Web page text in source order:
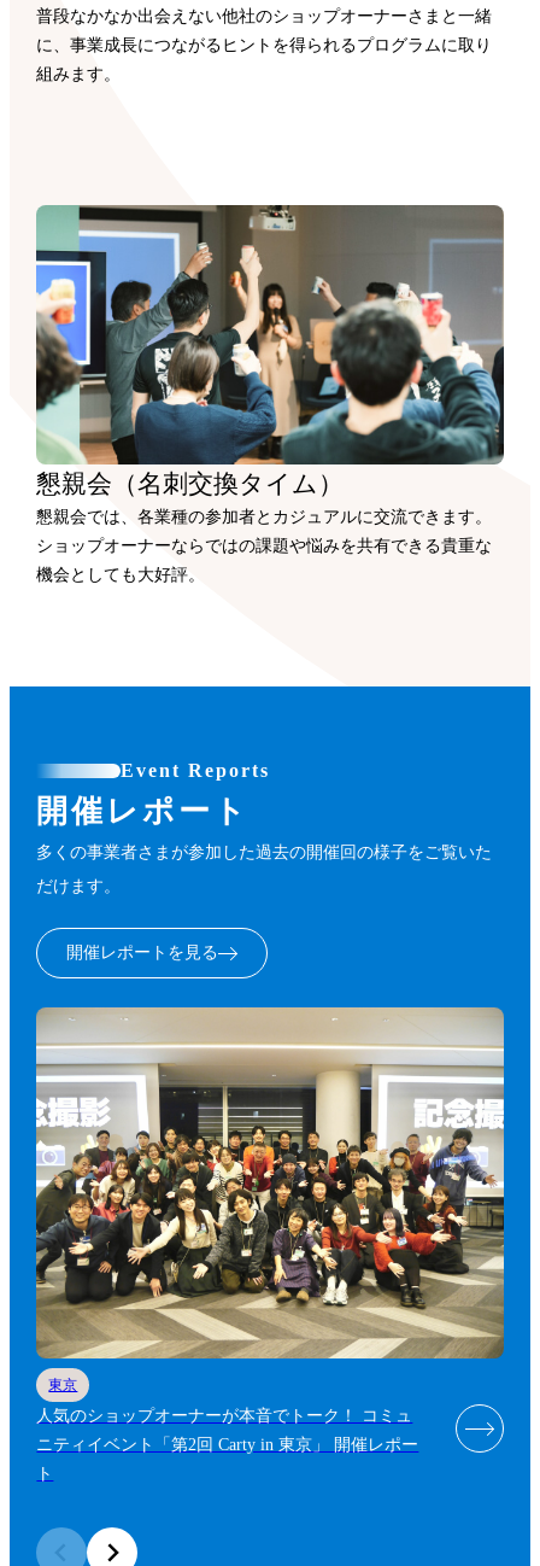
普段なかなか出会えない他社のショップオーナーさまと一緒
に、事業成長につながるヒントを得られるプログラムに取り
組みます。
懇親会（名刺交換タイム）
懇親会では、各業種の参加者とカジュアルに交流できます。
ショップオーナーならではの課題や悩みを共有できる貴重な
機会としても大好評。
Event Reports
開催レポート
多くの事業者さまが参加した過去の開催回の様子をご覧いた
だけます。
開催レポートを見る
東京
人気のショップオーナーが本音でトーク！ コミュ
ニティイベント「第2回 Carty in 東京」 開催レポー
ト